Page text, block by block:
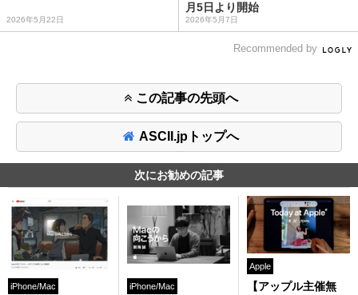
2026年5月22日
月5日より開始
2026年5月7日
Recommended by
この記事の先頭へ
ASCII.jpトップへ
次にお勧めの記事
iPhone/Mac iPhone/Mac
Apple
【アップル主催無